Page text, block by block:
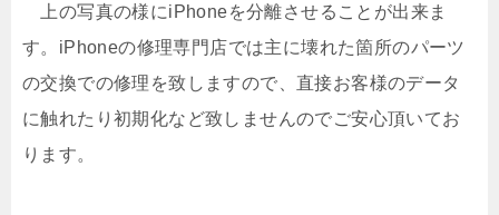
上の写真の様にiPhoneを分離させることが出来ま
す。iPhoneの修理専門店では主に壊れた箇所のパーツ
の交換での修理を致しますので、直接お客様のデータ
に触れたり初期化など致しませんのでご安心頂いてお
ります。